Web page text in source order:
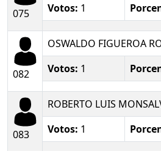
075
Votos: 1
082
OSWALDO FIGUEROA
Votos: 1
083
ROBERTO LUIS
Votos: 1